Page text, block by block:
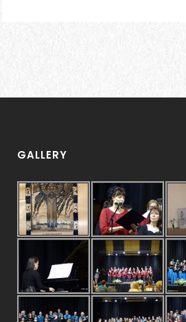
GALLERY